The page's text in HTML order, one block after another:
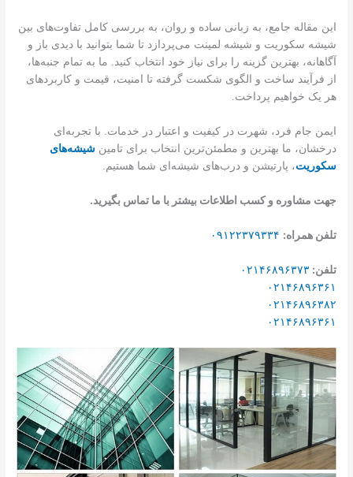
این مقاله جامع، به زبانی ساده و روان، به بررسی کامل تفاوت‌های بین
شیشه سکوریت و شیشه لمینت می‌پردازد تا شما بتوانید با دیدی باز و
آگاهانه، بهترین گزینه را برای نیاز خود انتخاب کنید. ما به تمام جنبه‌ها،
از فرآیند ساخت و الگوی شکست گرفته تا امنیت، قیمت و کاربردهای
هر یک خواهیم پرداخت.
ایمن جام فرد، شهرت در کیفیت و اعتبار در خدمات. با تجربه‌ای
درخشان، ما بهترین و مطمئن‌ترین انتخاب برای تامینشیشه‌های
سکوریت، پارتیشن و درب‌های شیشه‌ای شما هستیم.
جهت مشاوره و کسب اطلاعات بیشتر با ما تماس بگیرید.
تلفن همراه: ۰۹۱۲۲۳۷۹۳۳۴
تلفن:۰۲۱۴۶۸۹۶۳۷۳
۰۲۱۴۶۸۹۶۳۶۱
۰۲۱۴۶۸۹۶۳۸۲
۰۲۱۴۶۸۹۶۳۶۱